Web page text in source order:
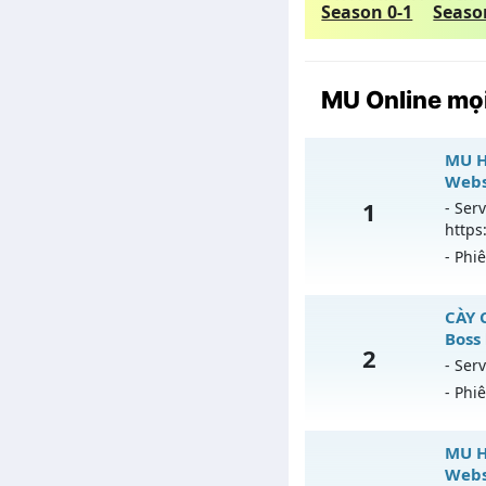
Season 0-1
MU Online
1
MU
-
-
MU
Mu
2
CÀY
-
-
MU